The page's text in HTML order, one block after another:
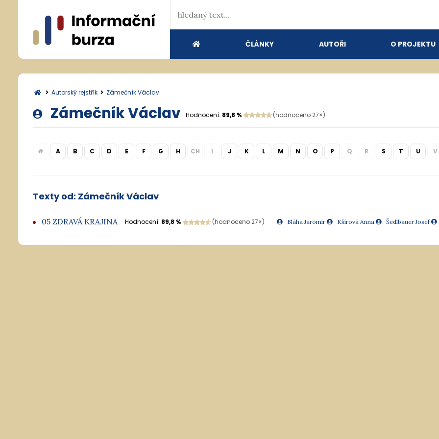
ČLÁNKY AUTOŘI O PROJEKTU
Autorský rejstřík Zámečník Václav
Zámečník Václav Hodnocení: 89,8 % (hodnoceno 27×)
# A B C D E F G H CH I J K L M N O P Q R S T U V
Texty od: Zámečník Václav
05 ZDRAVÁ KRAJINA Hodnocení: 89,8 % (hodnoceno 27×) Bláha Jaromír Kšírová Anna Šedlbauer Josef